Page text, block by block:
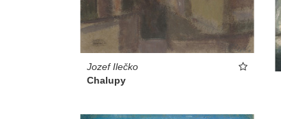
Jozef Ilečko
Chalupy